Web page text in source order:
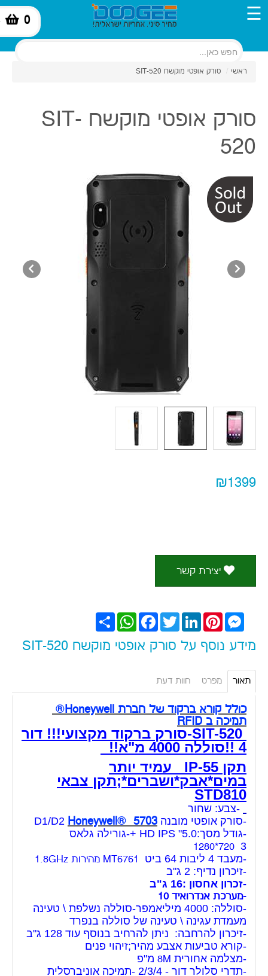
0 ☰
ראשי / סורק אופטי מוקשח SIT-520
סורק אופטי מוקשח SIT-
520
₪1399
יצירת קשר
שתף
WhatsAppFacebook TwitterLinkedInPinterest
Messenger
מידע נוסף על סורק אופטי מוקשח SIT-520
תאור מפרט חוות דעת
כולל קורא ברקוד של חברת Honeywell®
תמיכה ב RFID
SIT-520-סורק ברקוד מקצועי!!! דור
4 !!סוללה 4000 מ"א!!
תקן IP-55 עמיד יותר
במים*אבק*ושברים*;תקן צבאי
STD810
-צבע: שחור
-סורק אופטי מובנה D1/D2 Honeywell® 5703
-גודל מסך:5.0" HD IPS +-גורילה גלאס
3
720*1280
-מעבד 4 ליבות 64 ביט
MT6761 מהירות 1.8GHz
-זיכרון נדיף: 2 ג"ב
-זכרון אחסון :16 ג"ב
-מערכת אנדרואיד 10
-סוללה: 4000 מיליאמפר-סוללה נשלפת \ טעינה
מעמדת עגינה \ טעינה של סוללה בנפרד
-זיכרון להרחבה: ניתן להרחיב בנוסף עוד 128 ג"ב
-קורא טביעות אצבע מהיר;זיהוי פנים
-מצלמה אחורית 8M מ"פ
-תדרי סלולר דור - 2/3/4 -תמיכה אוניברסלית